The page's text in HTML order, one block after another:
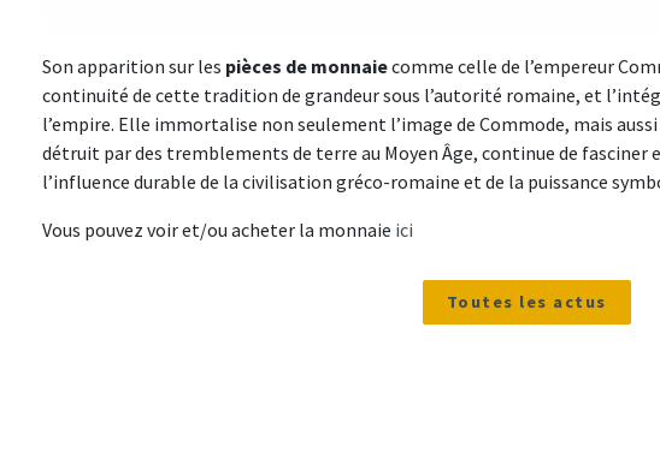
Son apparition sur les pièces de monnaiecomme celle de l’empereur
continuité de cette tradition de grandeur sous l’autorité romaine, et
l’empire. Elle immortalise non seulement l’image de Commode, mais aussi
détruit par des tremblements de terre au Moyen Âge, continue de fasciner
l’influence durable de la civilisation gréco-romaine et de la puissance
Vous pouvez voir et/ou acheter la monnaie ici
Toutes les actus